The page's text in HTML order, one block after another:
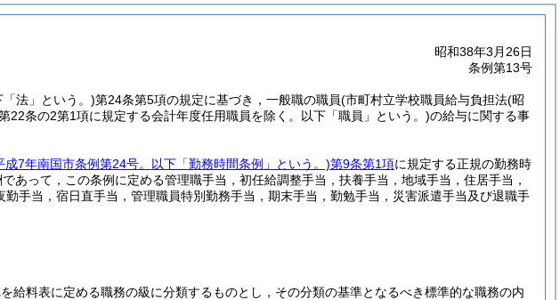
昭和38年3月26日
条例第13号
法」という。)第24条第5項の規定に基づき，一般職の職員(市町村立学校職員給与負担法(昭
22条の2第1項に規定する会計年度任用職員を除く。以下「職員」という。)の給与に関する事
成7年南国市条例第24号。以下「勤務時間条例」という。)第9条第1項に規定する正規の勤務時
あって，この条例に定める管理職手当，初任給調整手当，扶養手当，地域手当，住居手当，
手当，宿日直手当，管理職員特別勤務手当，期末手当，勤勉手当，災害派遣手当及び退職手
給料表に定める職務の級に分類するものとし，その分類の基準となるべき標準的な職務の内